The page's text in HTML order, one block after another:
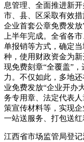
息管理、全面推进新
市、县、区采取有效
企业首套公章免费发
上半年完成。全省各
单报销等方式，确定
种，使用财政资金为
现免费刻章“全覆盖”
力。不仅如此，多地
业免费发放“企业开办
务专用章、法定代表
策宣传材料等，实现企
一站送服务、打包送红
江西省市场监管局登